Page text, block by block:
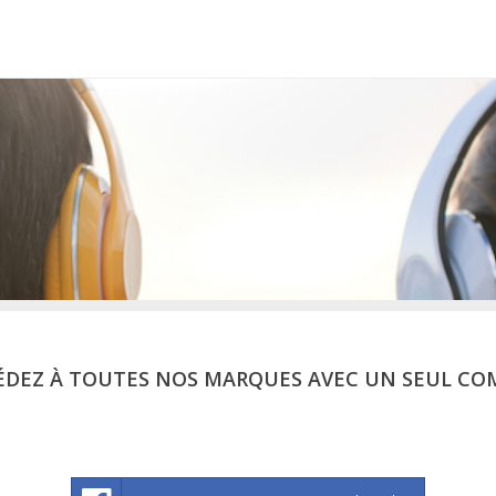
À TOUTES NOS MARQUES AVEC UN SEUL